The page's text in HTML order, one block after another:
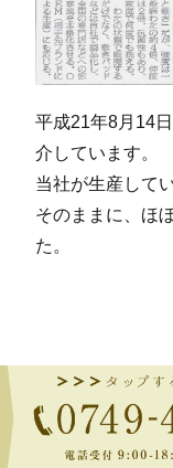
平成21年8月14
介しています。
当社が生産して
そのままに、ほ
た。